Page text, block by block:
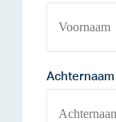
Achternaam